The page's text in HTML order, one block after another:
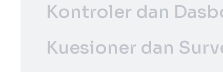
Kontroler dan
Kuesioner dan